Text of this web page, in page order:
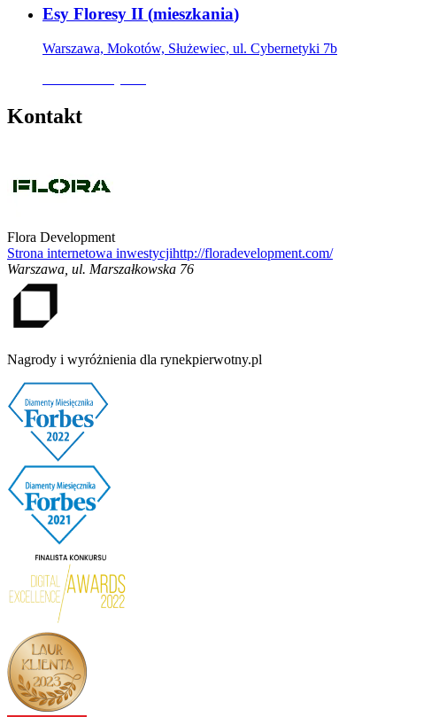
Esy Floresy II (mieszkania)
Warszawa, Mokotów, Służewiec, ul. Cybernetyki 7b
Kontakt
Flora Development
Strona internetowa inwestycjihttp://floradevelopment.com/
Warszawa ul. Marszałkowska 76
Nagrody i wyróżnienia dla rynekpierwotny.pl